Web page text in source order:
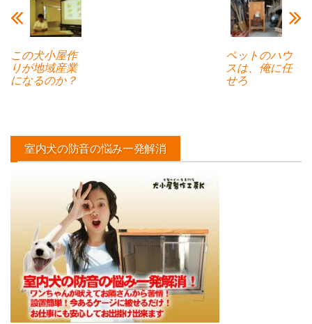
この犬小屋作
りが地域産業
になるのか？
ペットのハウ
スは、俺に任
せろ
室内犬の防音の悩み一発解消